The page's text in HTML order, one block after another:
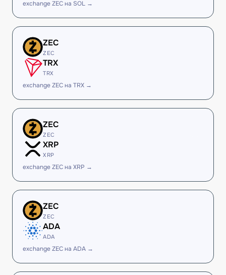
exchange ZEC на SOL →
ZEC
ZEC
TRX
TRX
exchange ZEC на TRX →
ZEC
ZEC
XRP
XRP
exchange ZEC на XRP →
ZEC
ZEC
ADA
ADA
exchange ZEC на ADA →